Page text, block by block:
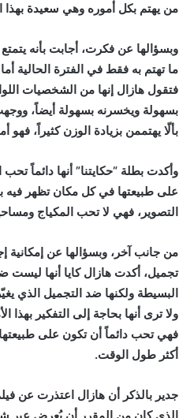
من يهتم بكل أموره وهي سعيدة بهذا
وبسؤالها عن فكرت، أجابت بأنه
ما تهتم به فقط في الفترة الحالية
فتقول هازال إنها من الشخصيات
بسهولة ويخسرنه بسهولة أيضاً،
بألّا يهتممن بزيادة الوزن كثيراً، فهو
وأكدت بطلة “حكايتنا” أنها دائماً
على طبيعتها في كل مكان تظهر فيه
التصوير، فهي لا تحب المكياج
من جانب آخر، وبسؤالها عن إمكانية
تجميل، أكدت هازال كايا أنها ليست
البسيطة ولكنها ضد التجميل الذي
ولا ترى أنها بحاجة إلى التفكير بهذا
فهي تحب دائماً أن تكون على
أكثر طول الوقت.
جدير بالذكر أن هازال اعتذرت عن